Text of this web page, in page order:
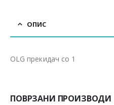
ОПИС
OLG прекидач со 1
ПОВРЗАНИ ПРОИЗВОДИ